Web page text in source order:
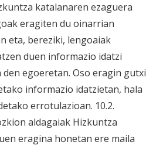
katalanaren ezaguera
eragiten du oinarrian
eta, bereziki, lengoaiak
duen informazio idatzi
egoeretan. Oso eragin gutxi
informazio idatzietan, hala
errotulazioan. 10.2.
aldagaiak Hizkuntza
eragina honetan ere maila